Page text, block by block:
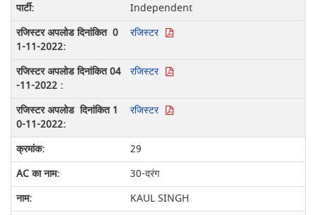
Independent
रजिस्टर
रजिस्टर
रजिस्टर
29
30-दरंग
KAUL SINGH